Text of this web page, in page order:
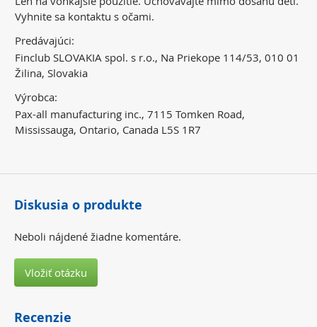
Vyhnite sa kontaktu s očami.
Predávajúci:
Finclub SLOVAKIA spol. s r.o., Na Priekope 114/53, 010 01
Žilina, Slovakia
Výrobca:
Pax-all manufacturing inc., 7115 Tomken Road,
Mississauga, Ontario, Canada L5S 1R7
Diskusia o produkte
Neboli nájdené žiadne komentáre.
Vložiť otázku
Recenzie